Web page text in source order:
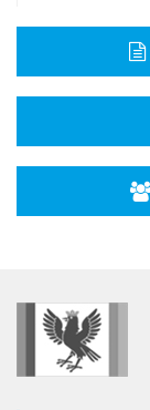
Районні,